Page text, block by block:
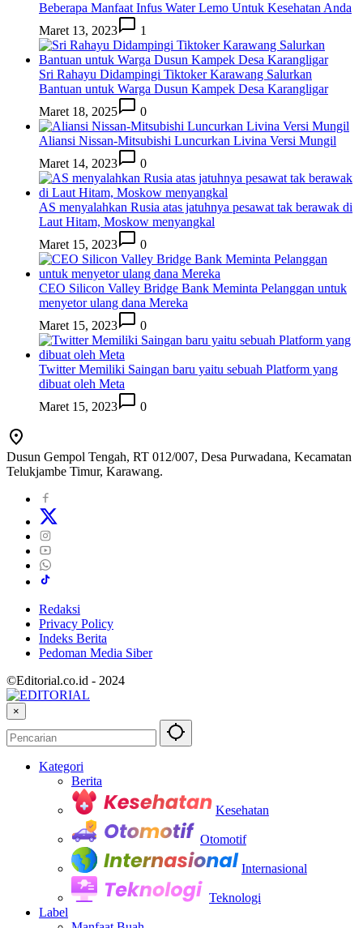
Beberapa Manfaat Infus Water Lemo Untuk Kesehatan Anda
Maret 13, 2023
1
Sri Rahayu Didampingi Tiktoker Karawang Salurkan
Bantuan untuk Warga Dusun Kampek Desa Karangligar
Maret 18, 2025
0
Aliansi Nissan-Mitsubishi Luncurkan Livina Versi Mungil
Maret 14, 2023
0
AS menyalahkan Rusia atas jatuhnya pesawat tak berawak di
Laut Hitam, Moskow menyangkal
Maret 15, 2023
0
CEO Silicon Valley Bridge Bank Meminta Pelanggan untuk
menyetor ulang dana Mereka
Maret 15, 2023
0
Twitter Memiliki Saingan baru yaitu sebuah Platform yang
dibuat oleh Meta
Maret 15, 2023
0
Dusun Gempol Tengah, RT 012/007, Desa Purwadana, Kecamatan
Telukjambe Timur, Karawang.
Redaksi
Privacy Policy
Indeks Berita
Pedoman Media Siber
©Editorial.co.id - 2024
×
Kategori
Berita
Kesehatan
Otomotif
Internasional
Teknologi
Label